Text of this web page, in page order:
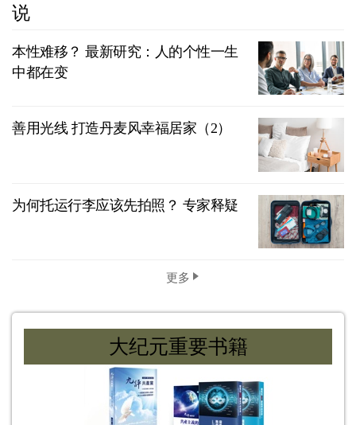
说
本性难移？ 最新研究：人的个性一生
中都在变
善用光线 打造丹麦风幸福居家（2）
为何托运行李应该先拍照？ 专家释疑
更多
大纪元重要书籍